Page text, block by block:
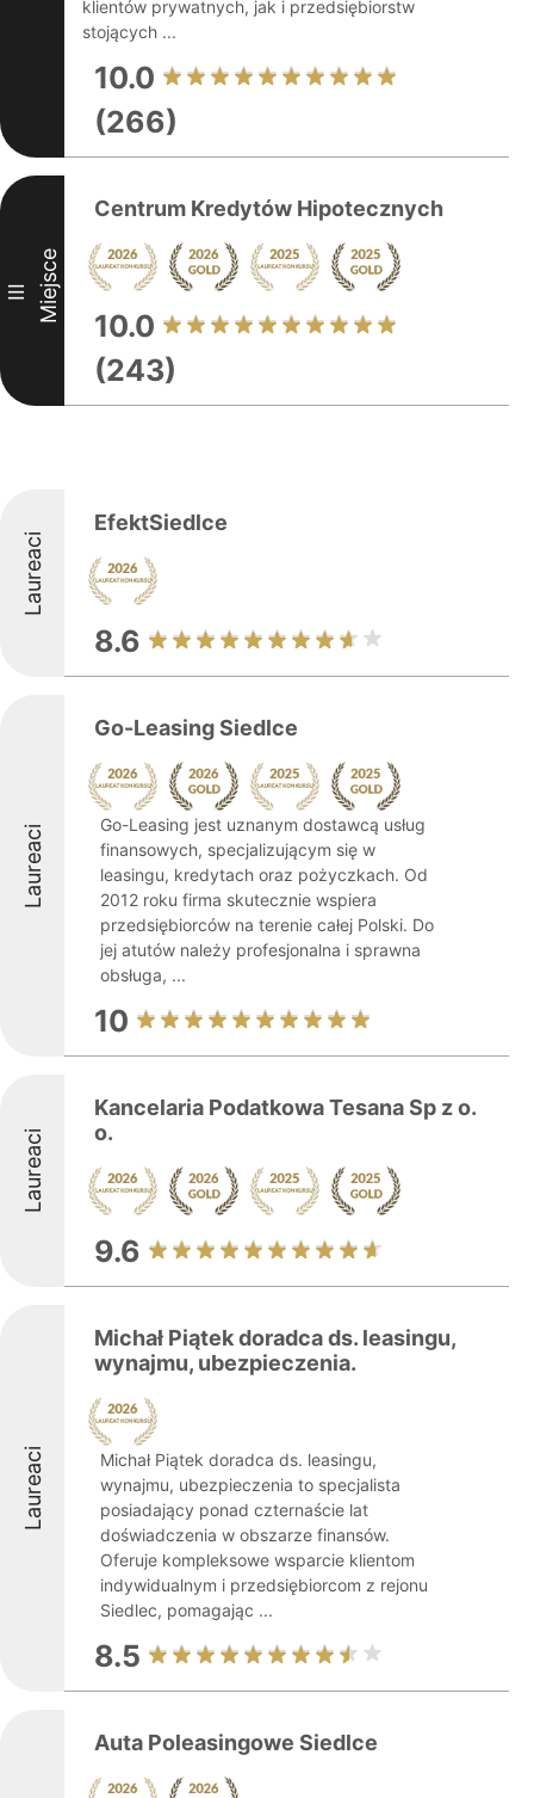
klientów prywatnych, jak i przedsiębiorstw
stojących ...
10.0
(266)
III Miejsce
Centrum Kredytów Hipotecznych
10.0
(243)
Laureaci
EfektSiedlce
8.6
Laureaci
Go-Leasing Siedlce
Go-Leasing jest uznanym dostawcą usług
finansowych, specjalizującym się w
leasingu, kredytach oraz pożyczkach. Od
2012 roku firma skutecznie wspiera
przedsiębiorców na terenie całej Polski. Do
jej atutów należy profesjonalna i sprawna
obsługa, ...
10
Laureaci
Kancelaria Podatkowa Tesana Sp z o.
o.
9.6
Laureaci
Michał Piątek doradca ds. leasingu,
wynajmu, ubezpieczenia.
Michał Piątek doradca ds. leasingu,
wynajmu, ubezpieczenia to specjalista
posiadający ponad czternaście lat
doświadczenia w obszarze finansów.
Oferuje kompleksowe wsparcie klientom
indywidualnym i przedsiębiorcom z rejonu
Siedlec, pomagając ...
8.5
Auta Poleasingowe Siedlce